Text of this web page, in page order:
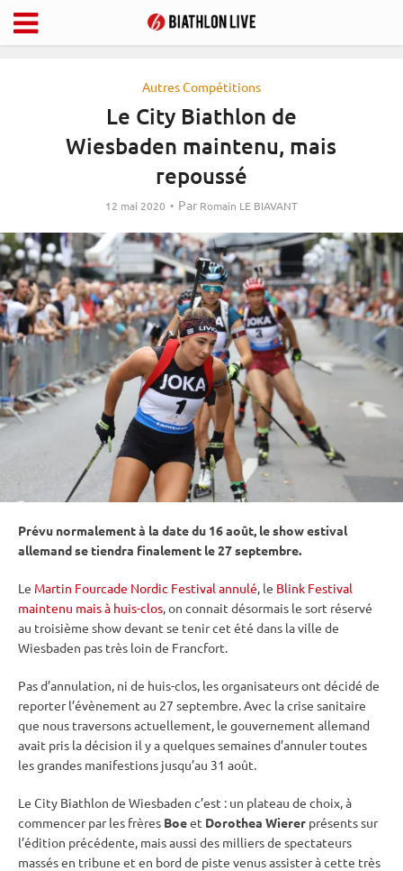
Autres Compétitions
Le City Biathlon de
Wiesbaden maintenu, mais
repoussé
12 mai 2020 Par Romain LE BIAVANT
Prévu normalement à la date du 16 août, le show estival
allemand se tiendra finalement le 27 septembre.
Le Martin Fourcade Nordic Festival annulé, le Blink Festival
maintenu mais à huis-clos, on connait désormais le sort réservé
au troisième show devant se tenir cet été dans la ville de
Wiesbaden pas très loin de Francfort.
Pas d’annulation, ni de huis-clos, les organisateurs ont décidé de
reporter l’évènement au 27 septembre. Avec la crise sanitaire
que nous traversons actuellement, le gouvernement allemand
avait pris la décision il y a quelques semaines d’annuler toutes
les grandes manifestions jusqu’au 31 août.
Le City Biathlon de Wiesbaden c’est : un plateau de choix, à
commencer par les frères Boeet Dorothea Wierer présents sur
l’édition précédente, mais aussi des milliers de spectateurs
massés en tribune et en bord de piste venus assister à cette très